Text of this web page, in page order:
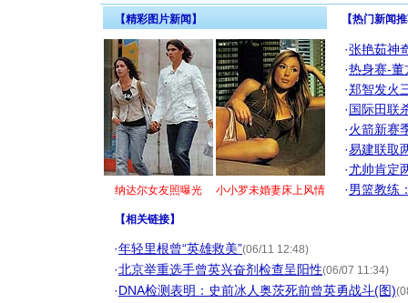
【精彩图片新闻】
纳达尔女友照曝光 小小罗未婚妻床上风情
【热门新闻
·张艳茹神
·热身赛-董
·郑智发火
·国际田联
·火箭新赛
·易建联取
·尤帅肯定
·男篮教练
【相关链接】
·年轻里根曾“英雄救美”(06/11 12:48)
·北京举重选手曾英兴奋剂检查呈阳性(06/07 11:34)
·DNA检测表明：史前冰人奥茨死前曾英勇战斗(图)